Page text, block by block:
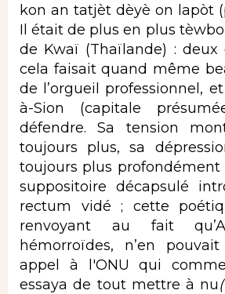
kon an tatjèt dèyè on lapòt
Il était de plus en plus
de Kwaï (Thaïlande) : deux
cela faisait quand même
de l’orgueil professionnel,
à-Sion (capitale
défendre. Sa tension
toujours plus, sa
toujours plus
suppositoire décapsulé
rectum vidé ; cette
renvoyant au fait
hémorroïdes, n’en
appel à l'ONU qui
essaya de tout mettre à nu